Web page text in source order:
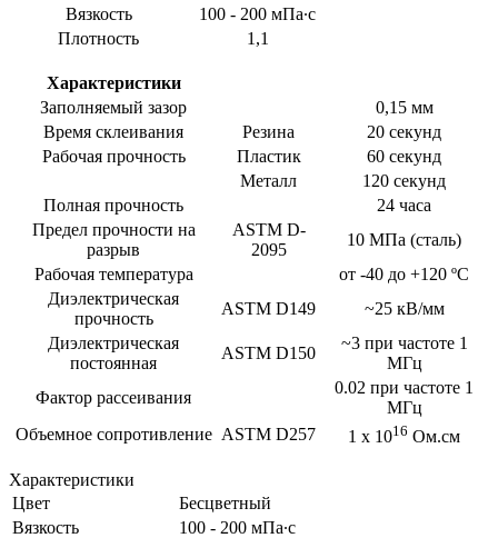
Вязкость
100 - 200 мПа∙с
Плотность
1,1
Характеристики
Заполняемый зазор
0,15 мм
Время склеивания
Резина
20 секунд
Рабочая прочность
Пластик
60 секунд
Металл
120 секунд
Полная прочность
24 часа
Предел прочности на
разрыв
ASTM D-
2095
10 МПа (сталь)
Рабочая температура
от -40 до +120 ºС
Диэлектрическая
прочность
ASTM D149
~25 кВ/мм
Диэлектрическая
постоянная
ASTM D150
~3 при частоте 1
МГц
Фактор рассеивания
0.02 при частоте 1
MГц
Объемное сопротивление ASTM D257 1 x 1016 Ом.см
Характеристики
Цвет
Бесцветный
Вязкость
100 - 200 мПа∙с